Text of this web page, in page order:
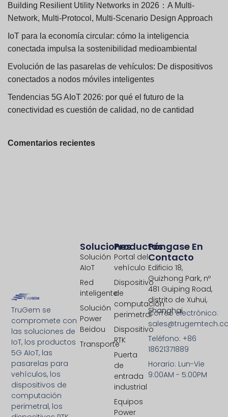
Building Resilient Utility Networks in 2026：A Multi-
Network, Multi-Protocol, Multi-Scenario Design Approach
IoT para la economía circular: cómo la inteligencia
conectada impulsa la sostenibilidad medioambiental
Evolución de las pasarelas de vehículos: De dispositivos
conectados a nodos móviles inteligentes
Tendencias 5G AIoT 2026: por qué el futuro de la
conectividad es cuestión de calidad, no de cantidad
Comentarios recientes
TruGem se
compromete con
las soluciones de
IoT, los productos
5G AIoT, las
pasarelas para
vehículos, los
dispositivos de
computación
perimetral, los
Productos
Portal del
vehículo
Dispositivo
de
computación
perimetral
Dispositivo
RTK
Puerta
de
entrada
industrial
Equipos
Power
Soluciones
Solución
AIoT
Red
inteligente
Solución
Power
Beidou
Transporte
Póngase En
Contacto
Edificio 18,
Guizhong Park, nº
481 Guiping Road,
distrito de Xuhui,
Shanghai
Correo electrónico:
Teléfono: +86
18621371889
Horario: Lun-Vie
9:00AM - 5:00PM